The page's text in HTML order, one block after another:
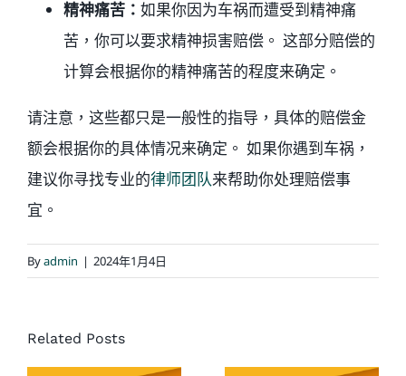
精神痛苦： 如果你因为车祸而遭受到精神痛
苦，你可以要求精神损害赔偿。 这部分赔偿的
计算会根据你的精神痛苦的程度来确定。
请注意，这些都只是一般性的指导，具体的赔偿金
额会根据你的具体情况来确定。 如果你遇到车祸，
建议你寻找专业的律师团队来帮助你处理赔偿事
宜。
Byadmin | 2024年1月4日
Related Posts
在加拿大
加拿大遇